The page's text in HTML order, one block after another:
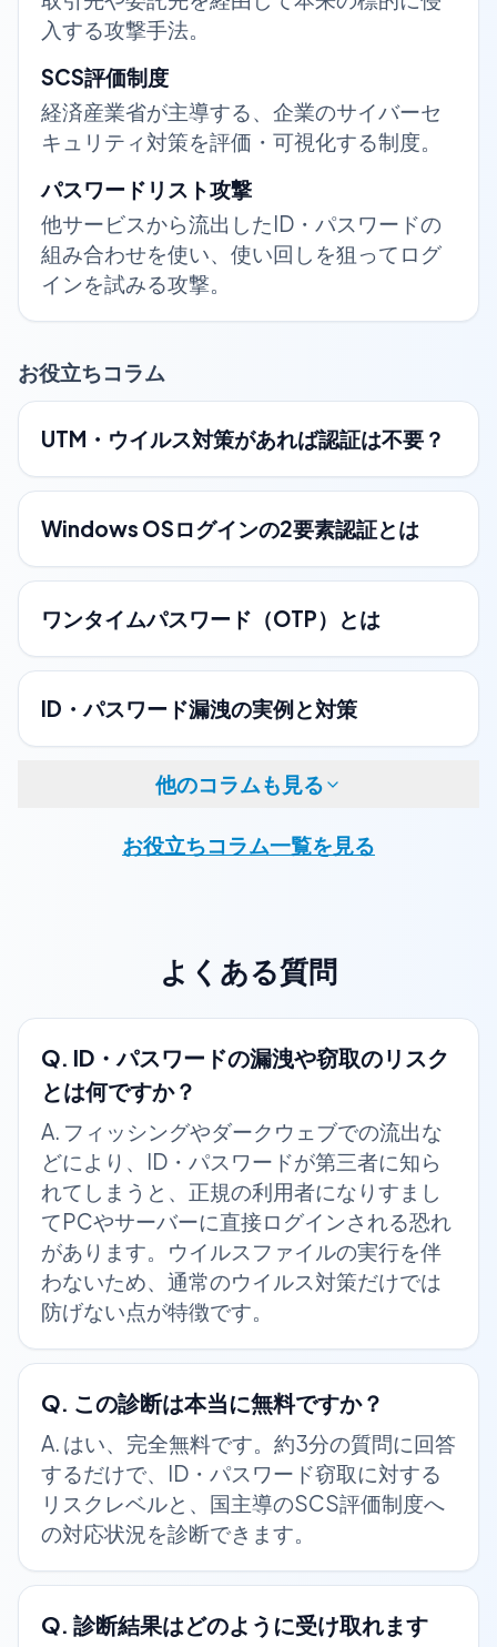
入する攻撃手法。
SCS評価制度
経済産業省が主導する、企業のサイバーセ
キュリティ対策を評価・可視化する制度。
パスワードリスト攻撃
他サービスから流出したID・パスワードの
組み合わせを使い、使い回しを狙ってログ
インを試みる攻撃。
お役立ちコラム
UTM・ウイルス対策があれば認証は不要？
Windows OSログインの2要素認証とは
ワンタイムパスワード（OTP）とは
ID・パスワード漏洩の実例と対策
他のコラムも見る
お役立ちコラム一覧を見る
よくある質問
Q. ID・パスワードの漏洩や窃取のリスク
とは何ですか？
A. フィッシングやダークウェブでの流出な
どにより、ID・パスワードが第三者に知ら
れてしまうと、正規の利用者になりすまし
てPCやサーバーに直接ログインされる恐れ
があります。ウイルスファイルの実行を伴
わないため、通常のウイルス対策だけでは
防げない点が特徴です。
Q. この診断は本当に無料ですか？
A. はい、完全無料です。約3分の質問に回答
するだけで、ID・パスワード窃取に対する
リスクレベルと、国主導のSCS評価制度へ
の対応状況を診断できます。
Q. 診断結果はどのように受け取れます